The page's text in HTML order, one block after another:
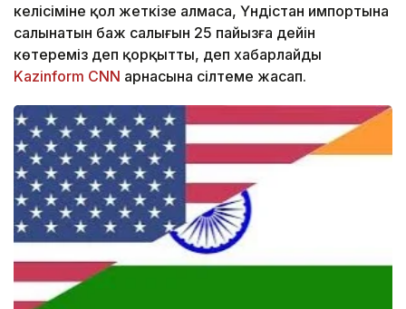
келісіміне қол жеткізе алмаса, Үндістан импортына
салынатын баж салығын 25 пайызға дейін
көтереміз деп қорқытты, деп хабарлайды
Kazinform CNN арнасына сілтеме жасап.